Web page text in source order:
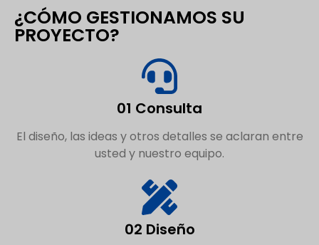
¿CÓMO GESTIONAMOS SU
PROYECTO?
01 Consulta
El diseño, las ideas y otros detalles se aclaran entre
usted y nuestro equipo.
02 Diseño